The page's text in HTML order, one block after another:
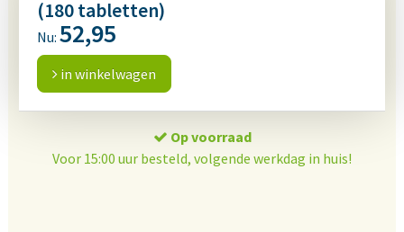
(180 tabletten)
Nu: 52,95
in winkelwagen
Op voorraad
Voor 15:00 uur besteld, volgende werkdag in huis!